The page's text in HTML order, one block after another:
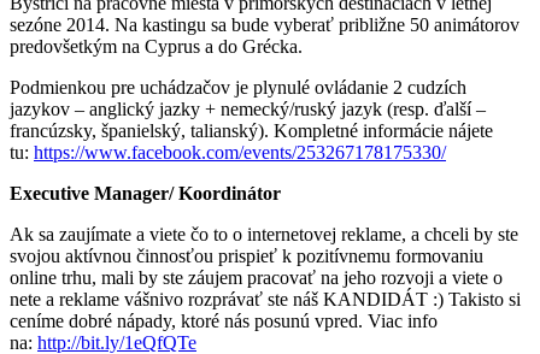
sezóne 2014. Na kastingu sa bude vyberať približne 50 animátorov
predovšetkým na Cyprus a do Grécka.
Podmienkou pre uchádzačov je plynulé ovládanie 2 cudzích
jazykov – anglický jazky + nemecký/ruský jazyk (resp. ďalší –
francúzsky, španielský, talianský). Kompletné informácie nájete
tu: https://www.facebook.com/events/253267178175330/
Executive Manager/ Koordinátor
Ak sa zaujímate a viete čo to o internetovej reklame, a chceli by ste
svojou aktívnou činnosťou prispieť k pozitívnemu formovaniu
online trhu, mali by ste záujem pracovať na jeho rozvoji a viete o
nete a reklame vášnivo rozprávať ste náš KANDIDÁT :) Takisto si
ceníme dobré nápady, ktoré nás posunú vpred. Viac info
na: http://bit.ly/1eQfQTe